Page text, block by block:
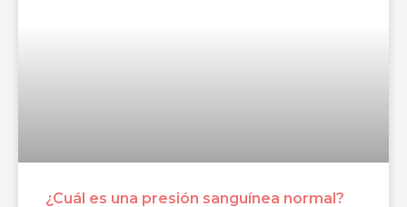
¿Cuál es una presión sanguínea normal?